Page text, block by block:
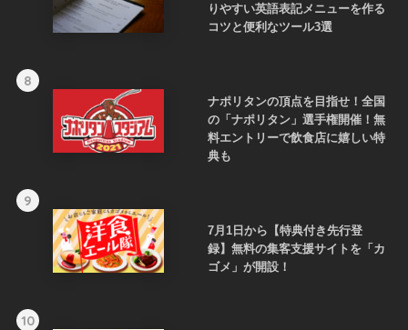
りやすい英語表記メニューを作る
コツと便利なツール3選
8
ナポリタンの頂点を目指せ！全国
の「ナポリタン」選手権開催！無
料エントリーで飲食店に嬉しい特
典も
9
7月1日から【特典付き先行登
録】無料の集客支援サイトを「カ
ゴメ」が開設！
10